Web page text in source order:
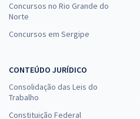
Concursos no Rio Grande do
Norte
Concursos em Sergipe
CONTEÚDO JURÍDICO
Consolidação das Leis do
Trabalho
Constituição Federal